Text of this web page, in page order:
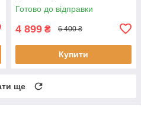
Готово до відправки
4 899 ₴ 6 400 ₴
Купити
ще